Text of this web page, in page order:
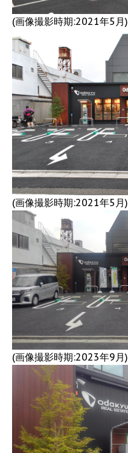
(画像撮影時期:2021年5月)
(画像撮影時期:2021年5月)
(画像撮影時期:2023年9月)